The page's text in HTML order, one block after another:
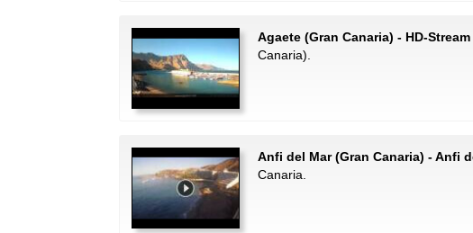
Agaete (Gran Canaria) - HD-
Canaria).
Anfi del Mar (Gran Canaria) - Anfi
Canaria.